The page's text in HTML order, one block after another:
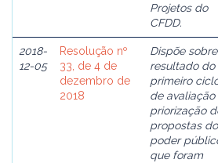
Projetos do
CFDD.
2018-
12-05
Resolução nº
33, de 4 de
dezembro de
2018
Dispõe
resultado do
primeiro
de avaliação
priorização
propostas do
poder
que foram